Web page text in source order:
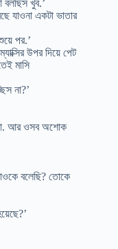
বলছিস খুব.’
যাওনা একটা ভাতার
পর.’
উপর দিয়ে পেট
মাসি
না?’
আর ওসব অশোক
বলেছি? তোকে